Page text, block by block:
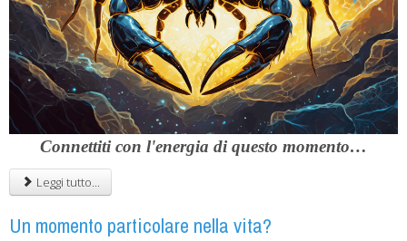
Connettiti con l'energia di questo momento…
Leggi tutto...
Un momento particolare nella vita?